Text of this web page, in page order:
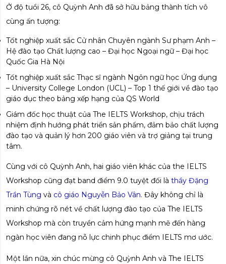
Ở độ tuổi 26, cô Quỳnh Anh đã sở hữu bảng thành tích vô
cùng ấn tượng:
Tốt nghiệp xuất sắc Cử nhân Chuyên ngành Sư phạm Anh –
Hệ đào tạo Chất lượng cao – Đại học Ngoại ngữ – Đại học
Quốc Gia Hà Nội
Tốt nghiệp xuất sắc Thạc sĩ ngành Ngôn ngữ học Ứng dụng
– University College London (UCL) – Top 1 thế giới về đào tạo
giáo dục theo bảng xếp hạng của QS World
Giám đốc học thuật của The IELTS Workshop, chịu trách
nhiệm định hướng phát triển sản phẩm, đảm bảo chất lượng
đào tạo và quản lý hơn 200 giáo viên và trợ giảng tại trung
tâm.
Cùng với cô Quỳnh Anh, hai giáo viên khác của the IELTS
Workshop cũng đạt band điểm 9.0 tuyệt đối là thầy Đặng
Trần Tùng và cô giáo Nguyễn Bảo Vân. Đây không chỉ là
minh chứng rõ nét về chất lượng đào tạo của The IELTS
Workshop mà còn truyền cảm hứng mạnh mẽ đến hàng
ngàn học viên đang nỗ lực chinh phục điểm IELTS mơ ước.
Một lần nữa, xin chúc mừng cô Quỳnh Anh và The IELTS